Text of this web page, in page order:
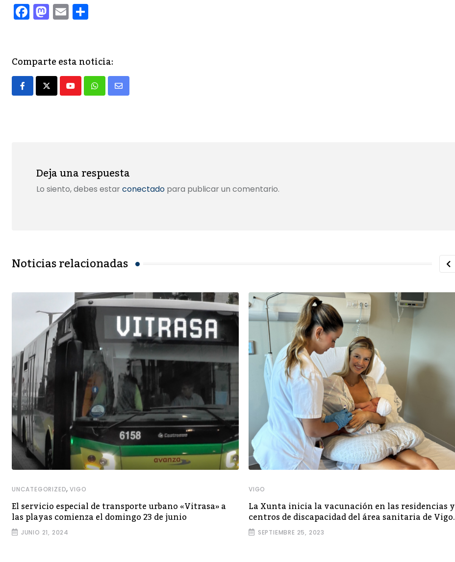
F
a
e
b
o
M
a
o
d
o
E
m
l p
ar
tir
Comparte esta noticia:
YoutubeWhatsapp
Share
Deja una respuesta
Lo siento, debes estar conectado para publicar un comentario.
Noticias relacionadas
UNCATEGORIZED,VIGO
El servicio especial de transporte urbano «Vitrasa» a
las playas comienza el domingo 23 de junio
JUNIO 21, 2024
VIGO
La Xunta inicia la vacunación en las residencias y
centros de discapacidad del área sanitaria de Vigo.
SEPTIEMBRE 25, 2023